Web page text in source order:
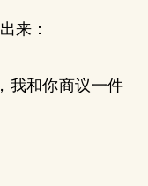
来：
和你商议一件